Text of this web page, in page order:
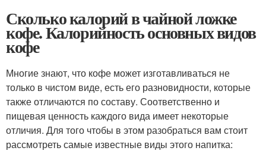
Сколько калорий в чайной ложке
кофе. Калорийность основных видов
кофе
Многие знают, что кофе может изготавливаться не
только в чистом виде, есть его разновидности, которые
также отличаются по составу. Соответственно и
пищевая ценность каждого вида имеет некоторые
отличия. Для того чтобы в этом разобраться вам стоит
рассмотреть самые известные виды этого напитка: